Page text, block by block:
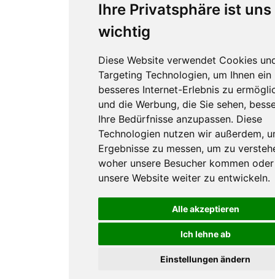
Ihre Privatsphäre ist uns
wichtig
Diese Website verwendet Cookies
Targeting Technologien, um Ihnen ein
besseres Internet-Erlebnis zu
und die Werbung, die Sie sehen,
Ihre Bedürfnisse anzupassen. Diese
Technologien nutzen wir außerdem,
Ergebnisse zu messen, um zu
woher unsere Besucher kommen
unsere Website weiter zu entwickeln.
Alle akzeptieren
Ich lehne ab
Einstellungen ändern